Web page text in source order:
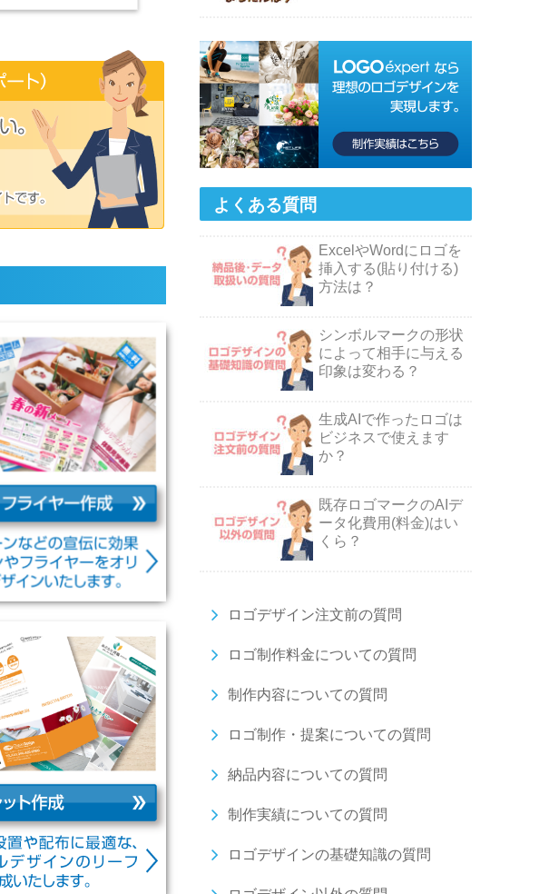
よくある質問
ExcelやWordにロゴを
挿入する(貼り付ける)
方法は？
シンボルマークの形状
によって相手に与える
印象は変わる？
生成AIで作ったロゴは
ビジネスで使えます
か？
既存ロゴマークのAIデ
ータ化費用(料金)はい
くら？
ロゴデザイン注文前の質問
ロゴ制作料金についての質問
制作内容についての質問
ロゴ制作・提案についての質問
納品内容についての質問
制作実績についての質問
ロゴデザインの基礎知識の質問